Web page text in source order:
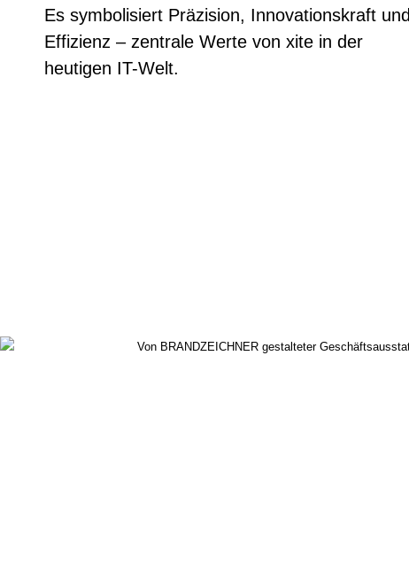
Es symbolisiert Präzision, Innovationskraft und
Effizienz – zentrale Werte von xite in der
heutigen IT-Welt.